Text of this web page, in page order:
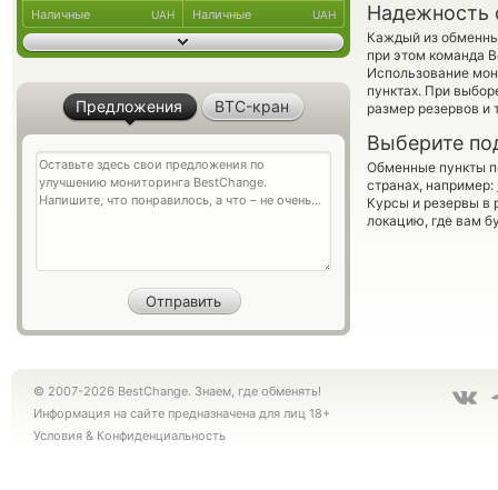
Надежность
Каждый из
при этом команда
Использование
пунктах. При
размер резервов и
Выберите
Обменные пункты
странах, например:
Курсы и резервы в
локацию, где вам
Наличные UAH Наличные UAH
Предложения BTC-кран
© 2007-2026 BestChange. Знаем, где обменять!
Информация на сайте предназначена для лиц 18+
Условия & Конфиденциальность